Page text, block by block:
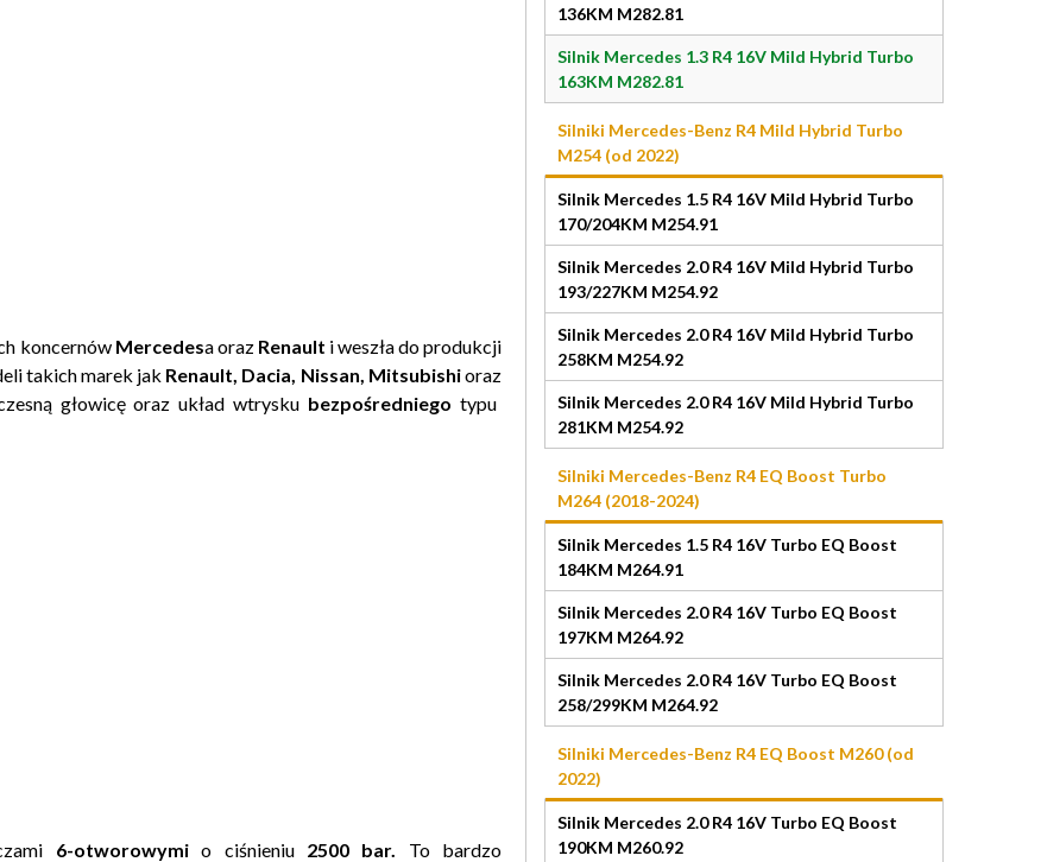
koncernów Mercedesa oraz Renault i weszła do produkcji
takich marek jak Renault, Dacia, Nissan, Mitsubishioraz
głowicę oraz układ wtrysku bezpośredniego typu
6-otworowymio ciśnieniu 2500 bar. To bardzo
136KM M282.81
Silnik Mercedes 1.3 R4 16V Mild Hybrid Turbo
163KM M282.81
Silniki Mercedes-Benz R4 Mild Hybrid Turbo
M254 (od 2022)
Silnik Mercedes 1.5 R4 16V Mild Hybrid Turbo
170/204KM M254.91
Silnik Mercedes 2.0 R4 16V Mild Hybrid Turbo
193/227KM M254.92
Silnik Mercedes 2.0 R4 16V Mild Hybrid Turbo
258KM M254.92
Silnik Mercedes 2.0 R4 16V Mild Hybrid Turbo
281KM M254.92
Silniki Mercedes-Benz R4 EQ Boost Turbo
M264 (2018-2024)
Silnik Mercedes 1.5 R4 16V Turbo EQ Boost
184KM M264.91
Silnik Mercedes 2.0 R4 16V Turbo EQ Boost
197KM M264.92
Silnik Mercedes 2.0 R4 16V Turbo EQ Boost
258/299KM M264.92
Silniki Mercedes-Benz R4 EQ Boost M260 (od
2022)
Silnik Mercedes 2.0 R4 16V Turbo EQ Boost
190KM M260.92